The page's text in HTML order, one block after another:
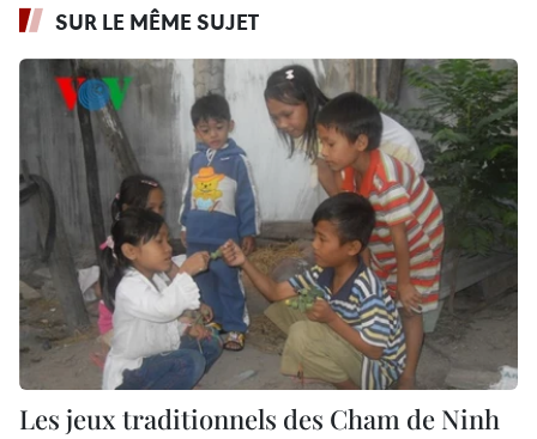
SUR LE MÊME SUJET
Les jeux traditionnels des Cham de Ninh